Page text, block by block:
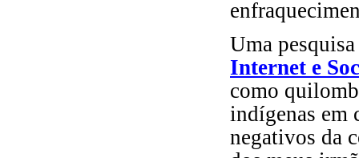
Uma
Internet e
como
indígenas em
negativos da